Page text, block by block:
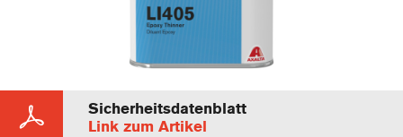
Sicherheitsdatenblatt
Link zum Artikel